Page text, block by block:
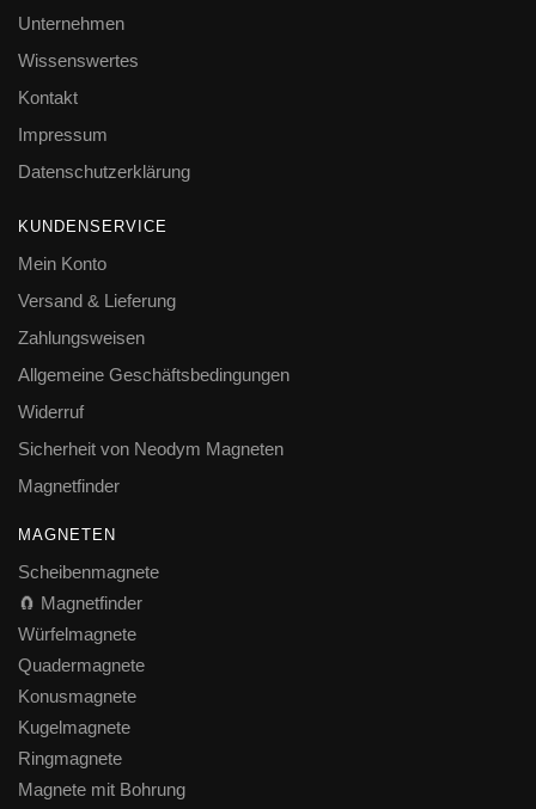
Unternehmen
Wissenswertes
Kontakt
Impressum
Datenschutzerklärung
KUNDENSERVICE
Mein Konto
Versand & Lieferung
Zahlungsweisen
Allgemeine Geschäftsbedingungen
Widerruf
Sicherheit von Neodym Magneten
Magnetfinder
MAGNETEN
Scheibenmagnete
🧲 Magnetfinder
Würfelmagnete
Quadermagnete
Konusmagnete
Kugelmagnete
Ringmagnete
Magnete mit Bohrung